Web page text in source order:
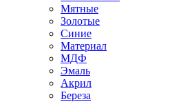
Мятные
Золотые
Синие
Материал
МДФ
Эмаль
Акрил
Береза